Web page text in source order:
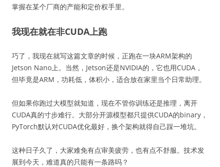
掌握在某个厂商的产能和定价权手里。
我现在就在非CUDA上跑
巧了，我现在就写这篇文章的时候，正跑在一块ARM架构的
Jetson Nano上。当然，Jetson还是NVIDIA的，它也用CUDA，
但毕竟是ARM，功耗低，体积小，适合放在家里当个日常助理。
但如果你跑过大模型就知道，现在不管你训练还是推理，离开
CUDA真的寸步难行。大部分开源模型都只提供CUDA的binary，
PyTorch默认对CUDA优化最好，换个架构就得自己踩一堆坑。
这种日子久了，大家难免有点审美疲劳，也有点不舒服。技术发
展到今天，难道真的只能有一条路吗？